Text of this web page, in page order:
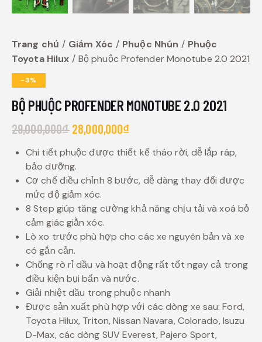
Trang chủ Giảm Xóc Phuộc Nhún
Phuộc
Toyota Hilux
Bộ phuộc Profender Monotube 2.0 2021
-3%
BỘ PHUỘC PROFENDER MONOTUBE 2.0 2021
29,000,000₫28,000,000₫
Chi tiết phuộc được thiết kế tháo rời, dễ lắp ráp,
bảo dưỡng.
Cơ chế điều chỉnh 8 bước, dễ dàng thay đổi được
mức độ giảm xóc.
8 Step giúp tăng cường khả năng chịu tải và xoá bỏ
cảm giác giằn xóc.
Lò xo trước phù hợp cho các xe nguyên bản và xe
có gắn cản.
Chống rò rỉ dầu và hoạt động rất tốt ngay cả trong
điều kiện bụi bẩn và nước.
Giải nhiệt dầu trong phuộc nhanh
Được sản xuất phù hợp với các dòng xe sau: Ford,
Toyota Hilux, Triton, Nissan Navara, Colorado, Isuzu
D-Max, các dòng SUV Everest, Pajero Sport,